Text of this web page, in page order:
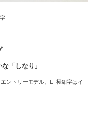
「しなり」
ントリーモデル。EF極細字はイ